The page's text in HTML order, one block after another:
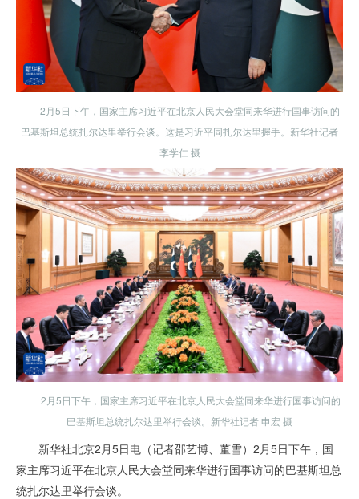
2月5日下午，国家主席习近平在北京人民大会堂同来华进行国事访问的
巴基斯坦总统扎尔达里举行会谈。这是习近平同扎尔达里握手。新华社记者
李学仁 摄
2月5日下午，国家主席习近平在北京人民大会堂同来华进行国事访问的
巴基斯坦总统扎尔达里举行会谈。新华社记者 申宏 摄
新华社北京2月5日电（记者邵艺博、董雪）2月5日下午，国
家主席习近平在北京人民大会堂同来华进行国事访问的巴基斯坦总
统扎尔达里举行会谈。